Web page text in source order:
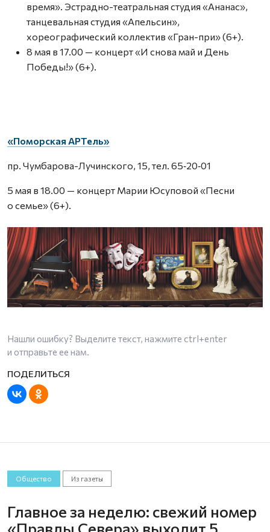
время». Эстрадно-театральная студия «Ананас»,
танцевальная студия «Апельсин»,
хореографический коллектив «Гран-при» (6+).
8 мая в 17.00 — концерт «И снова май и День
Победы!» (6+).
«Поморская АРТель»
пр. Чумбарова-Лучинского, 15, тел. 65‑20‑01
5 мая в 18.00 — концерт Марии Юсуповой «Песни
о семье» (6+).
Нашли ошибку? Выделите текст, нажмите ctrl+enter
и отправьте ее нам.
Общество Из газеты
Главное за неделю: свежий номер
«Правды Севера» выходит 5